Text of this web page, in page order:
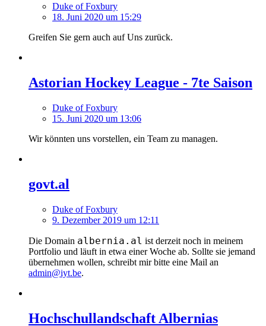
Duke of Foxbury
18. Juni 2020 um 15:29
Greifen Sie gern auch auf Uns zurück.
Astorian Hockey League - 7te Saison
Duke of Foxbury
15. Juni 2020 um 13:06
Wir könnten uns vorstellen, ein Team zu managen.
govt.al
Duke of Foxbury
9. Dezember 2019 um 12:11
Die Domain albernia.al ist derzeit noch in meinem
Portfolio und läuft in etwa einer Woche ab. Sollte sie jemand
übernehmen wollen, schreibt mir bitte eine Mail an
admin@iyt.be.
Hochschullandschaft Albernias